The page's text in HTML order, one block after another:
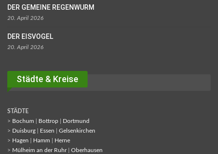
DER GEMEINE REGENWURM
20. April 2026
DER EISVOGEL
20. April 2026
Städte & Kreise
STÄDTE
> Bochum Bottrop
Dortmund
> Duisburg Essen
Gelsenkirchen
> Hagen Hamm
Herne
> Mülheim an der Ruhr| Oberhausen